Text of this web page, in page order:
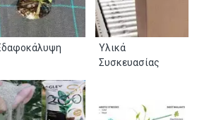
Υλικά
Συσκευασίας